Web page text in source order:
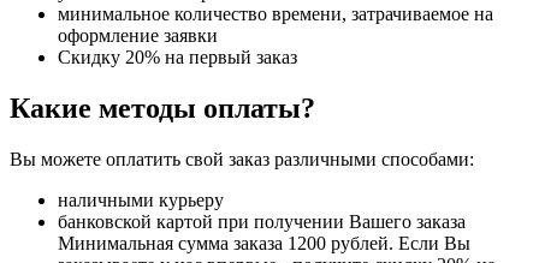
минимальное количество времени, затрачиваемое на
оформление заявки
Скидку 20% на первый заказ
Какие методы оплаты?
Вы можете оплатить свой заказ различными способами:
наличными курьеру
банковской картой при получении Вашего заказа
Минимальная сумма заказа 1200 рублей. Если Вы